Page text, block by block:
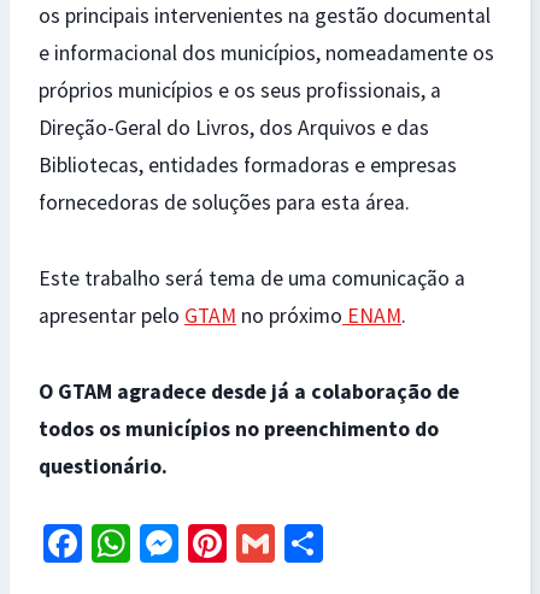
os principais intervenientes na gestão documental
e informacional dos municípios, nomeadamente os
próprios municípios e os seus profissionais, a
Direção-Geral do Livros, dos Arquivos e das
Bibliotecas, entidades formadoras e empresas
fornecedoras de soluções para esta área.
Este trabalho será tema de uma comunicação a
apresentar pelo GTAM no próximo ENAM.
O GTAM agradece desde já a colaboração de
todos os municípios no preenchimento do
questionário.
Fa W M Pi G